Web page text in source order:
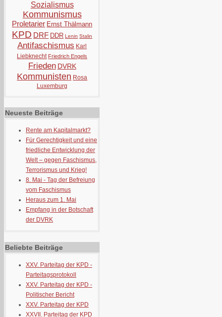
Sozialismus
Kommunismus
Proletarier Ernst Thälmann
KPD DRF DDR Lenin Stalin
Antifaschismus Karl
Liebknecht Friedrich Engels
Frieden DVRK
Kommunisten Rosa
Luxemburg
Neueste Beiträge
Rente am Kapitalmarkt?
Für Gerechtigkeit und eine
friedliche Entwicklung der
Welt – gegen Faschismus,
Terrorismus und Krieg!
8. Mai - Tag der Befreiung
vom Faschismus
Heraus zum 1. Mai
Empfang in der Botschaft
der DVRK
Beliebte Beiträge
XXV. Parteitag der KPD -
Parteitagsprotokoll
XXV. Parteitag der KPD -
Politischer Bericht
XXV. Parteitag der KPD
XXVII. Parteitag der KPD